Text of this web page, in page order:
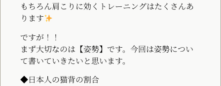
もちろん肩こりに効くトレーニングはたくさんあ
ります
ですが！！
まず大切なのは【姿勢】です。今回は姿勢につい
て書いていきたいと思います。
◆日本人の猫背の割合